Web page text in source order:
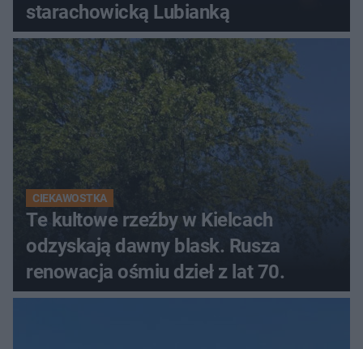
starachowicką Lubianką
CIEKAWOSTKA
Te kultowe rzeźby w Kielcach
odzyskają dawny blask. Rusza
renowacja ośmiu dzieł z lat 70.